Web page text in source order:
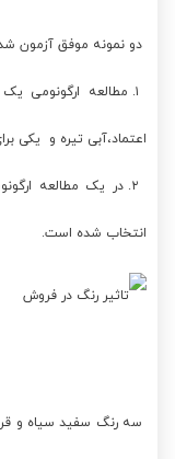
دو نمونه موفق آزمون
۱. مطالعه ارگونومی
اعتماد،آبی تیره و یکی
۲. در یک مطالعه
انتخاب شده است.
سه رنگ سفید سیاه و